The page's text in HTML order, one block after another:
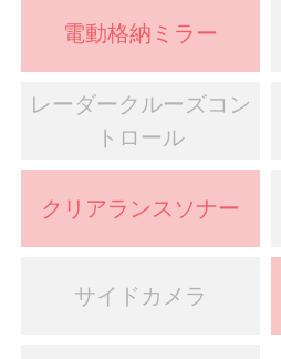
電動格納ミラー
レーダークルーズコン
トロール
クリアランスソナー
サイドカメラ